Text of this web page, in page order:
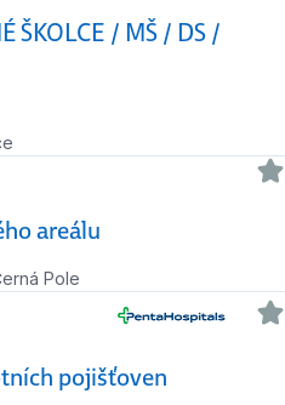
ŠKOLCE / MŠ / DS /
areálu
Pole
pojišťoven